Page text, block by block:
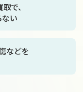
で、
い
などを